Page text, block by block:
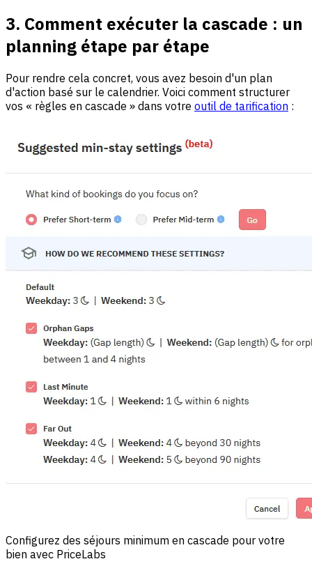
3. Comment exécuter la cascade : un
planning étape par étape
Pour rendre cela concret, vous avez besoin d'un plan
d'action basé sur le calendrier. Voici comment structurer
vos « règles en cascade » dans votre outil de tarification :
Configurez des séjours minimum en cascade pour votre
bien avec PriceLabs